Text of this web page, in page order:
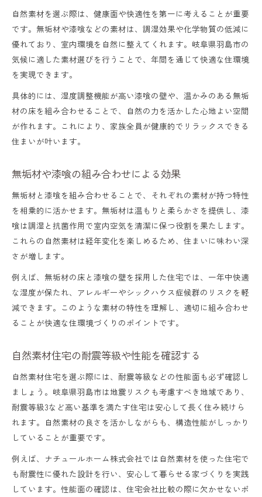
自然素材を選ぶ際は、健康面や快適性を第一に考えることが重要
です。無垢材や漆喰などの素材は、調湿効果や化学物質の低減に
優れており、室内環境を自然に整えてくれます。岐阜県羽島市の
気候に適した素材選びを行うことで、年間を通じて快適な住環境
を実現できます。
具体的には、湿度調整機能が高い漆喰の壁や、温かみのある無垢
材の床を組み合わせることで、自然の力を活かした心地よい空間
が作れます。これにより、家族全員が健康的でリラックスできる
住まいが叶います。
無垢材や漆喰の組み合わせによる効果
無垢材と漆喰を組み合わせることで、それぞれの素材が持つ特性
を相乗的に活かせます。無垢材は温もりと柔らかさを提供し、漆
喰は調湿と抗菌作用で室内空気を清潔に保つ役割を果たします。
これらの自然素材は経年変化を楽しめるため、住まいに味わい深
さが増します。
例えば、無垢材の床と漆喰の壁を採用した住宅では、一年中快適
な湿度が保たれ、アレルギーやシックハウス症候群のリスクを軽
減できます。このような素材の特性を理解し、適切に組み合わせ
ることが快適な住環境づくりのポイントです。
自然素材住宅の耐震等級や性能を確認する
自然素材住宅を選ぶ際には、耐震等級などの性能面も必ず確認し
ましょう。岐阜県羽島市は地震リスクも考慮すべき地域であり、
耐震等級3など高い基準を満たす住宅は安心して長く住み続けら
れます。自然素材の良さを活かしながらも、構造性能がしっかり
していることが重要です。
例えば、ナチュールホーム株式会社では自然素材を使った住宅で
も耐震性に優れた設計を行い、安心して暮らせる家づくりを実践
しています。性能面の確認は、住宅会社比較の際に欠かせないポ